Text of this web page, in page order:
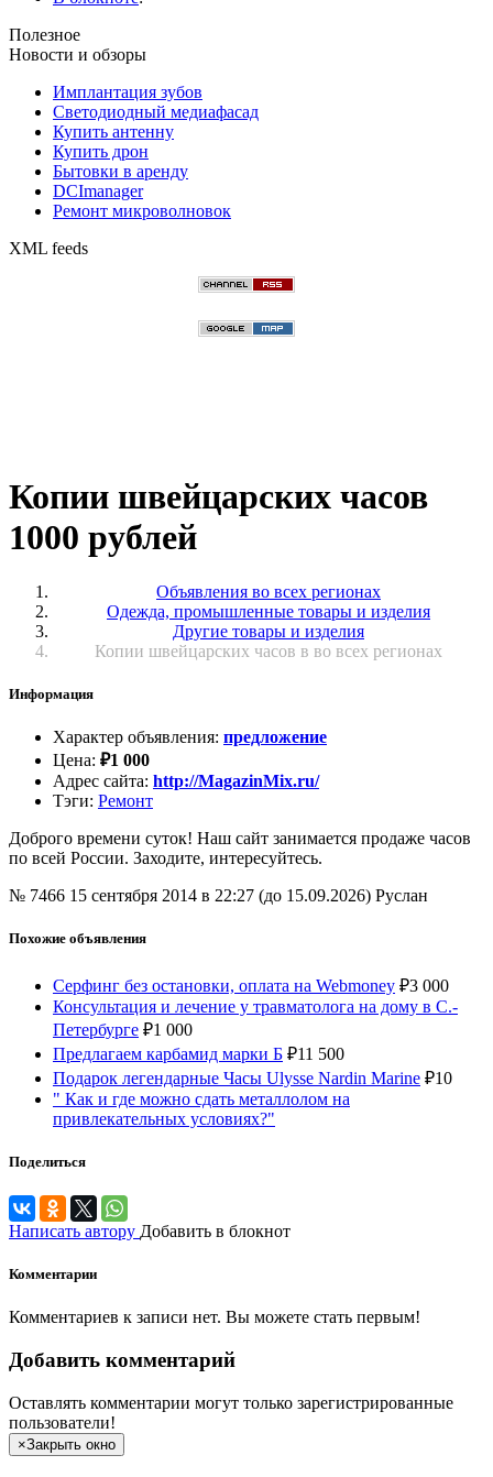
Полезное
Новости и обзоры
Имплантация зубов
Светодиодный медиафасад
Купить антенну
Купить дрон
Бытовки в аренду
DCImanager
Ремонт микроволновок
XML feeds
Копии швейцарских часов
1000 рублей
Объявления во всех регионах
Одежда, промышленные товары и изделия
Другие товары и изделия
Копии швейцарских часов в во всех регионах
Информация
Характер объявления: предложение
Цена: ₽1 000
Адрес сайта: http://MagazinMix.ru/
Тэги: Ремонт
Доброго времени суток! Наш сайт занимается продаже часов
по всей России. Заходите, интересуйтесь.
№ 7466 15 сентября 2014 в 22:27 (до 15.09.2026) Руслан
Похожие объявления
Серфинг без остановки, оплата на Webmoney ₽3 000
Консультация и лечение у травматолога на дому в С.-
Петербурге ₽1 000
Предлагаем карбамид марки Б ₽11 500
Подарок легендарные Часы Ulysse Nardin Marine ₽10
" Как и где можно сдать металлолом на
привлекательных условиях?"
Поделиться
Написать автору Добавить в блокнот
Комментарии
Комментариев к записи нет. Вы можете стать первым!
Добавить комментарий
Оставлять комментарии могут только зарегистрированные
пользователи!
×Закрыть окно